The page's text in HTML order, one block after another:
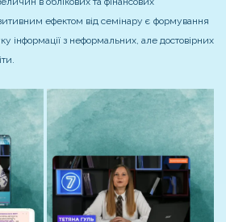
ефектом від семінару є формування
інформації з неформальних, але достовірних